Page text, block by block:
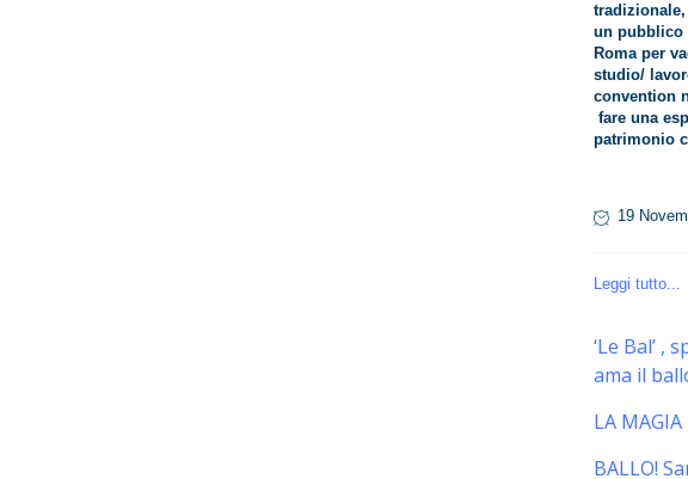
un
Roma per
studio/
convention
fare una
patrimonio
19
Leggi tutto...
‘Le Bal’ ,
ama il
LA
BALLO!